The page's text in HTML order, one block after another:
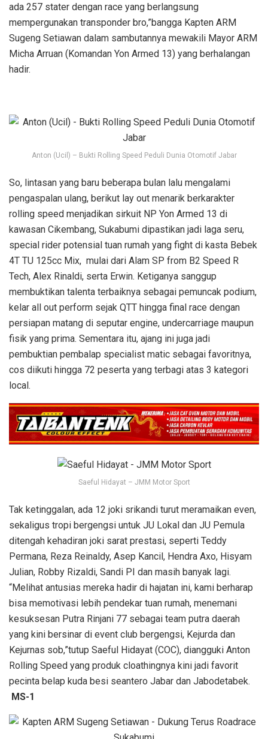
ada 257 stater dengan race yang berlangsung
mempergunakan transponder bro,”bangga Kapten ARM
Sugeng Setiawan dalam sambutannya mewakili Mayor ARM
Micha Arruan (Komandan Yon Armed 13) yang berhalangan
hadir.
Anton (Ucil) – Bukti Rolling Speed Peduli Dunia Otomotif Jabar
So, lintasan yang baru beberapa bulan lalu mengalami
pengaspalan ulang, berikut lay out menarik berkarakter
rolling speed menjadikan sirkuit NP Yon Armed 13 di
kawasan Cikembang, Sukabumi dipastikan jadi laga seru,
special rider potensial tuan rumah yang fight di kasta Bebek
4T TU 125cc Mix, mulai dari Alam SP from B2 Speed R
Tech, Alex Rinaldi, serta Erwin. Ketiganya sanggup
membuktikan talenta terbaiknya sebagai pemuncak podium,
kelar all out perform sejak QTT hingga final race dengan
persiapan matang di seputar engine, undercarriage maupun
fisik yang prima. Sementara itu, ajang ini juga jadi
pembuktian pembalap specialist matic sebagai favoritnya,
cos diikuti hingga 72 peserta yang terbagi atas 3 kategori
local.
Saeful Hidayat – JMM Motor Sport
Tak ketinggalan, ada 12 joki srikandi turut meramaikan even,
sekaligus tropi bergengsi untuk JU Lokal dan JU Pemula
ditengah kehadiran joki sarat prestasi, seperti Teddy
Permana, Reza Reinaldy, Asep Kancil, Hendra Axo, Hisyam
Julian, Robby Rizaldi, Sandi PI dan masih banyak lagi.
“Melihat antusias mereka hadir di hajatan ini, kami berharap
bisa memotivasi lebih pendekar tuan rumah, menemani
kesuksesan Putra Rinjani 77 sebagai team putra daerah
yang kini bersinar di event club bergengsi, Kejurda dan
Kejurnas sob,”tutup Saeful Hidayat (COC), diangguki Anton
Rolling Speed yang produk cloathingnya kini jadi favorit
pecinta belap kuda besi seantero Jabar dan Jabodetabek.
MS-1